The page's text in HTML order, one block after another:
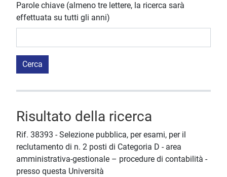
Parole chiave (almeno tre lettere, la ricerca sarà
effettuata su tutti gli anni)
Cerca
Risultato della ricerca
Rif. 38393 - Selezione pubblica, per esami, per il
reclutamento di n. 2 posti di Categoria D - area
amministrativa-gestionale – procedure di contabilità -
presso questa Università